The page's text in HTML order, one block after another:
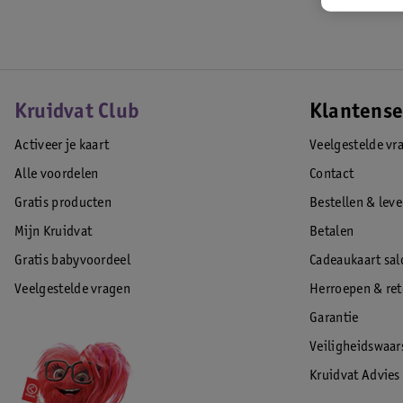
Kruidvat Club
Activeer je kaart
Alle voordelen
Gratis producten
Mijn Kruidvat
Gratis babyvoordeel
Veelgestelde vragen
Veelgestelde
Contact
Bestellen &
Betalen
Cadeaukaart
Herroepen &
Garantie
Kruidvat Advies